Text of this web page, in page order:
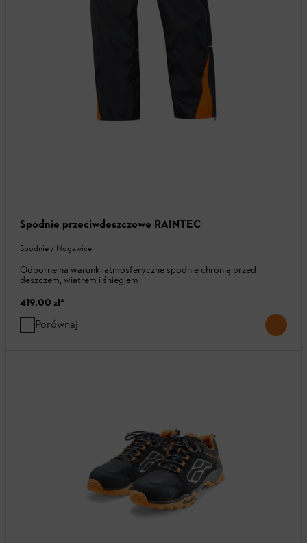
Spodnie przeciwdeszczowe RAINTEC
Spodnie / Nogawice
Odporne na warunki atmosferyczne spodnie chronią przed
deszczem, wiatrem i śniegiem
419,00 zł*
Porównaj